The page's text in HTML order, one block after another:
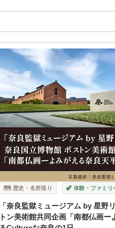
🗺️ 歴史・名所巡り 🦖 体験・ファミリ
「奈良監獄ミュージアム by 星
トン美術館共同企画「南都仏画